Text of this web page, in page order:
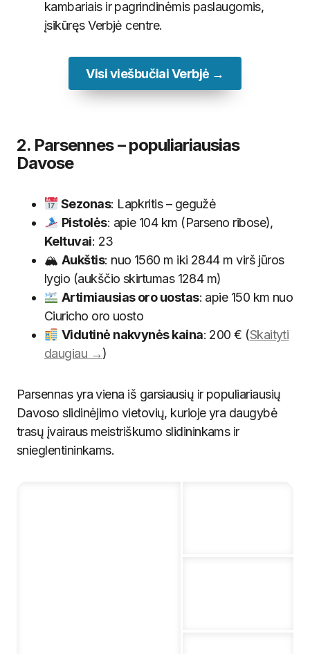
kambariais ir pagrindinėmis paslaugomis,
įsikūręs Verbjė centre.
Visi viešbučiai Verbjė →
2. Parsennes – populiariausias
Davose
Sezonas: Lapkritis – gegužė
Pistolės: apie 104 km (Parseno ribose),
Keltuvai: 23
🏔 Aukštis: nuo 1560 m iki 2844 m virš jūros
lygio (aukščio skirtumas 1284 m)
Artimiausias oro uostas: apie 150 km nuo
Ciuricho oro uosto
Vidutinė nakvynės kaina: 200 € (Skaityti
daugiau →)
Parsennas yra viena iš garsiausių ir populiariausių
Davoso slidinėjimo vietovių, kurioje yra daugybė
trasų įvairaus meistriškumo slidininkams ir
snieglentininkams.